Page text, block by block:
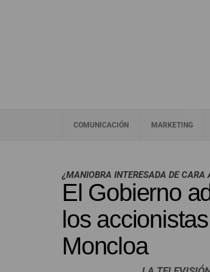
COMUNICACIÓN MARKETING
¿MANIOBRA INTERESADA DE CARA
El Gobierno
los
Moncloa